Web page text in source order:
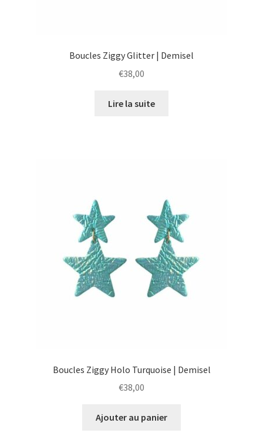
Boucles Ziggy Glitter | Demisel
€38,00
Lire la suite
Boucles Ziggy Holo Turquoise | Demisel
€38,00
Ajouter au panier